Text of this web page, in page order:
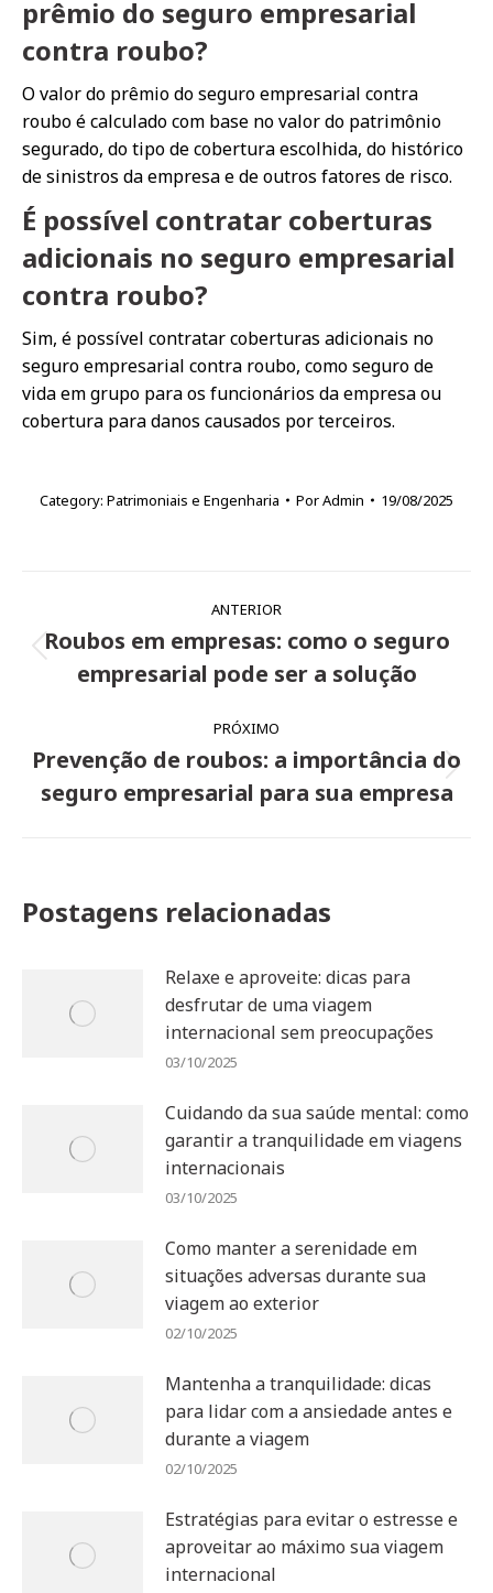
prêmio do seguro empresarial
contra roubo?
O valor do prêmio do seguro empresarial contra
roubo é calculado com base no valor do patrimônio
segurado, do tipo de cobertura escolhida, do histórico
de sinistros da empresa e de outros fatores de risco.
É possível contratar coberturas
adicionais no seguro empresarial
contra roubo?
Sim, é possível contratar coberturas adicionais no
seguro empresarial contra roubo, como seguro de
vida em grupo para os funcionários da empresa ou
cobertura para danos causados por terceiros.
Category: Patrimoniais e Engenharia PorAdmin 19/08/2025
de
post:
ANTERIOR
Post
anterior:
Roubos em empresas: como o seguro
empresarial pode ser a solução
PRÓXIMO
Próximo
post:
Prevenção de roubos: a importância do
seguro empresarial para sua empresa
Postagens relacionadas
Relaxe e aproveite: dicas para
desfrutar de uma viagem
internacional sem preocupações
03/10/2025
Cuidando da sua saúde mental: como
garantir a tranquilidade em viagens
internacionais
03/10/2025
Como manter a serenidade em
situações adversas durante sua
viagem ao exterior
02/10/2025
Mantenha a tranquilidade: dicas
para lidar com a ansiedade antes e
durante a viagem
02/10/2025
Estratégias para evitar o estresse e
aproveitar ao máximo sua viagem
internacional